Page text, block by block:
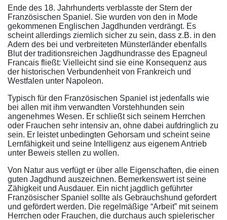
Ende des 18. Jahrhunderts verblasste der Stern der
Französischen Spaniel. Sie wurden von den in Mode
gekommenen Englischen Jagdhunden verdrängt. Es
scheint allerdings ziemlich sicher zu sein, dass z.B. in den
Adern des bei und verbreiteten Münsterländer ebenfalls
Blut der traditionsreichen Jagdhundrasse des Epagneul
Francais fließt: Vielleicht sind sie eine Konsequenz aus
der historischen Verbundenheit von Frankreich und
Westfalen unter Napoleon.
Typisch für den Französischen Spaniel ist jedenfalls wie
bei allen mit ihm verwandten Vorstehhunden sein
angenehmes Wesen. Er schließt sich seinem Herrchen
oder Frauchen sehr intensiv an, ohne dabei aufdringlich zu
sein. Er leistet unbedingten Gehorsam und scheint seine
Lernfähigkeit und seine Intelligenz aus eigenem Antrieb
unter Beweis stellen zu wollen.
Von Natur aus verfügt er über alle Eigenschaften, die einen
guten Jagdhund auszeichnen. Bemerkenswert ist seine
Zähigkeit und Ausdauer. Ein nicht jagdlich geführter
Französischer Spaniel sollte als Gebrauchshund gefordert
und gefördert werden. Die regelmäßige “Arbeit” mit seinem
Herrchen oder Frauchen, die durchaus auch spielerischer